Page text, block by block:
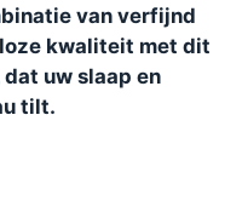
van verfijnd
kwaliteit met dit
uw slaap en
tilt.